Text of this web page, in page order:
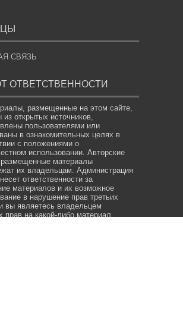
СВЯЗЬ
ОТВЕТСТВЕННОСТИ
размещенные на этом сайте,
из открытых источников,
пользователями или
в ознакомительных целях в
с положениями о
использовании. Авторские
размещенные материалы
их владельцам. Администрация
ответственности за
материалов и их возможное
в нарушение прав третьих
вы являетесь владельцем
прав на какой-либо материал,